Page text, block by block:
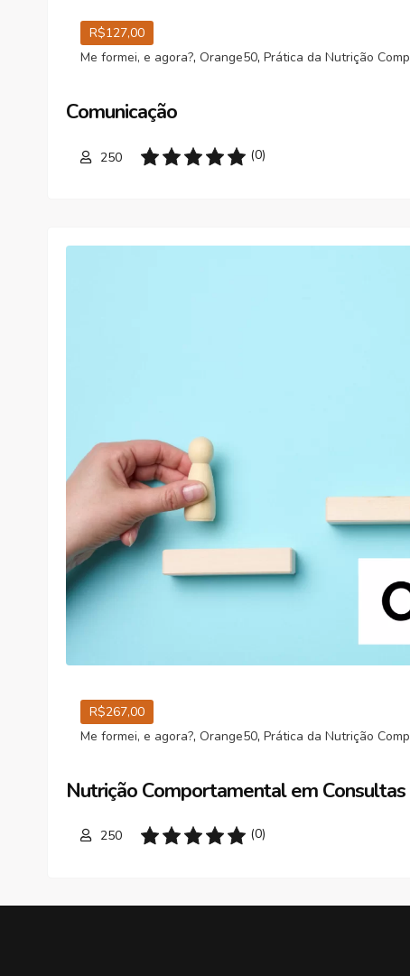
R$127,00
Me formei, e agora?, Orange50, Prática da Nutrição
Comunicação
250 (0)
R$267,00
Me formei, e agora?, Orange50, Prática da Nutrição
Nutrição Comportamental em Consultas
250 (0)